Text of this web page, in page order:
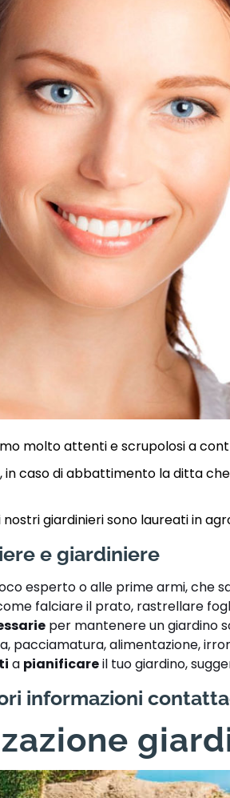
molto attenti e scrupolosi a
, in caso di abbattimento la ditta
nostri giardinieri sono laureati in
e giardiniere
esperto o alle prime armi, che
falciare il prato, rastrellare
per mantenere un giardino
pacciamatura, alimentazione,
a pianificareil tuo giardino,
informazioni